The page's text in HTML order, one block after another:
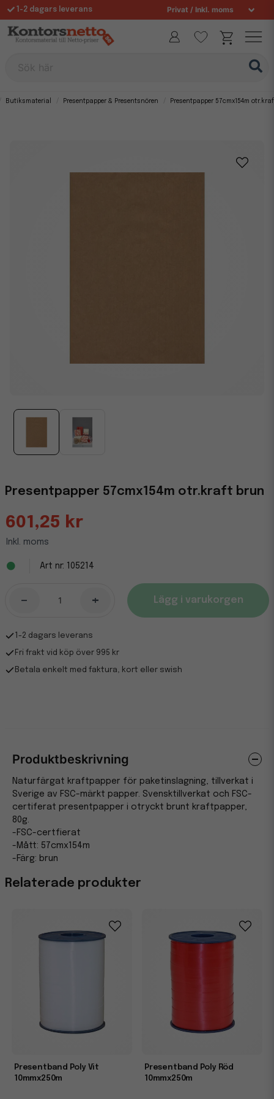
1-2 dagars leverans
Fri frakt över 995 kr
Butiksmaterial Presentpapper & Presentsnören Presentpapper 57cmx154m
Presentpapper 57cmx154m otr.kraft brun
601,25 kr
Inkl. moms
105214
- + Lägg i varukorgen
1-2 dagars leverans
Fri frakt vid köp över 995 kr
Betala enkelt med faktura, kort eller swish
Relaterade produkter
Presentband Poly Vit
10mmx250m
Presentband Poly Röd
10mmx250m
Produktbeskrivning
Naturfärgat kraftpapper för paketinslagning, tillverkat i
Sverige av FSC-märkt papper. Svensktillverkat och FSC-
certiferat presentpapper i otryckt brunt kraftpapper,
80g.
-FSC-certfierat
-Mått: 57cmx154m
-Färg: brun